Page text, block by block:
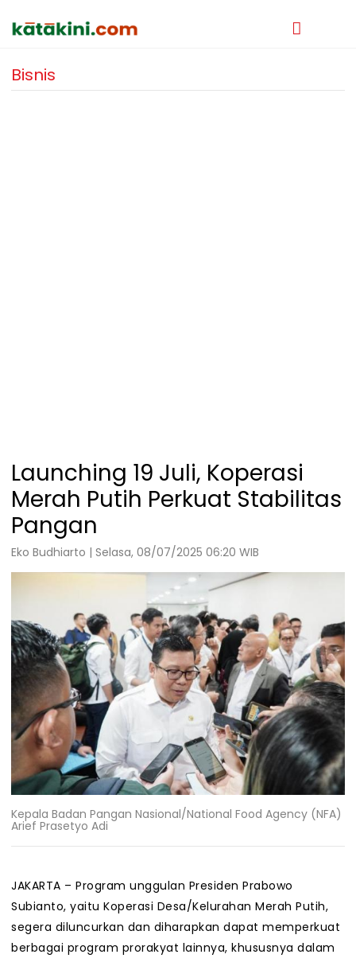
Bisnis
Launching 19 Juli, Koperasi
Merah Putih Perkuat Stabilitas
Pangan
Eko Budhiarto | Selasa, 08/07/2025 06:20 WIB
Kepala Badan Pangan Nasional/National Food Agency (NFA)
Arief Prasetyo Adi
JAKARTA – Program unggulan Presiden Prabowo
Subianto, yaitu Koperasi Desa/Kelurahan Merah Putih,
segera diluncurkan dan diharapkan dapat memperkuat
berbagai program prorakyat lainnya, khususnya dalam